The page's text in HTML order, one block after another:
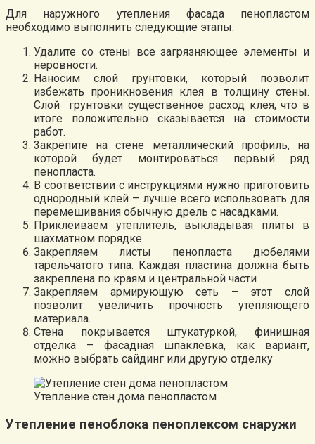
Для наружного утепления фасада пенопластом
необходимо выполнить следующие этапы:
Удалите со стены все загрязняющее элементы и
неровности.
Наносим слой грунтовки, который позволит
избежать проникновения клея в толщину стены.
Слой грунтовки существенное расход клея, что в
итоге положительно сказывается на стоимости
работ.
3акрепите на стене металлический профиль, на
которой будет монтироваться первый ряд
пенопласта.
В соответствии с инструкциями нужно приготовить
однородный клей – лучше всего использовать для
перемешивания обычную дрель с насадками.
Приклеиваем утеплитель, выкладывая плиты в
шахматном порядке.
Закрепляем листы пенопласта дюбелями
тарельчатого типа. Каждая пластина должна быть
закреплена по краям и центральной части
Закрепляем армирующую сеть – этот слой
позволит увеличить прочность утепляющего
материала.
Стена покрывается штукатуркой, финишная
отделка – фасадная шпаклевка, как вариант,
можно выбрать сайдинг или другую отделку
Утепление стен дома пенопластом
Утепление пеноблока пеноплексом снаружи